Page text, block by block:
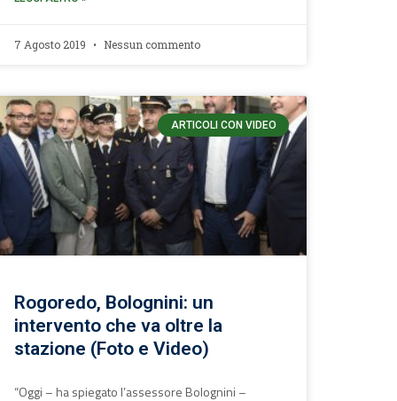
7 Agosto 2019 Nessun commento
ARTICOLI CON VIDEO
Rogoredo, Bolognini: un
intervento che va oltre la
stazione (Foto e Video)
“Oggi – ha spiegato l’assessore Bolognini –